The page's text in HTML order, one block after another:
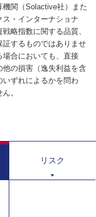
関（Solactive社）また
・インターナショナ
略指数に関する品質、
するものではありませ
場合においても、直接
の損害（逸失利益を含
ずれによるかを問わ
。
リスク